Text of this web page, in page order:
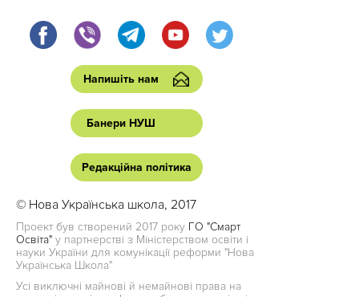
Напишіть нам
Банери НУШ
Редакційна політика
© Нова Українська школа, 2017
Проект був створений 2017 року ГО "Смарт
Освіта" у партнерстві з Міністерством освіти і
науки України для комунікації реформи "Нова
Українська Школа"
Усі виключні майнові й немайнові права на